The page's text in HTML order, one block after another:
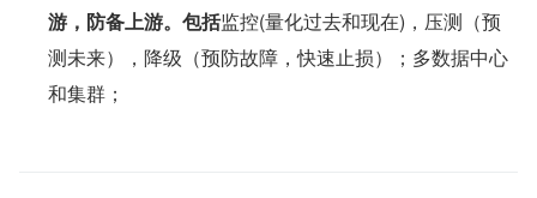
游，防备上游。包括监控(量化过去和现在)，压测（预
测未来），降级（预防故障，快速止损）；多数据中心
和集群；